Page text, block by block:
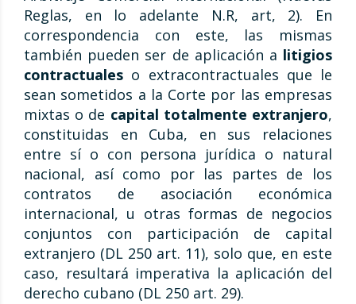
Reglas, en lo adelante N.R, art, 2). En
correspondencia con este, las mismas
también pueden ser de aplicación a litigios
contractuales o extracontractuales que le
sean sometidos a la Corte por las empresas
mixtas o de capital totalmente extranjero,
constituidas en Cuba, en sus relaciones
entre sí o con persona jurídica o natural
nacional, así como por las partes de los
contratos de asociación económica
internacional, u otras formas de negocios
conjuntos con participación de capital
extranjero (DL 250 art. 11), solo que, en este
caso, resultará imperativa la aplicación del
derecho cubano (DL 250 art. 29).